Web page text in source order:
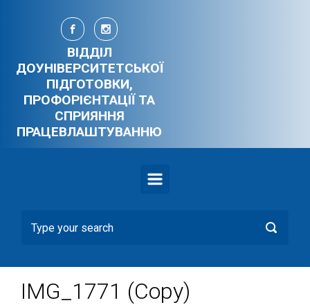
Skip to main content
ВІДДІЛ
ДОУНІВЕРСИТЕТСЬКОЇ
ПІДГОТОВКИ,
ПРОФОРІЄНТАЦІЇ ТА
СПРИЯННЯ
ПРАЦЕВЛАШТУВАННЮ
IMG_1771 (Copy)